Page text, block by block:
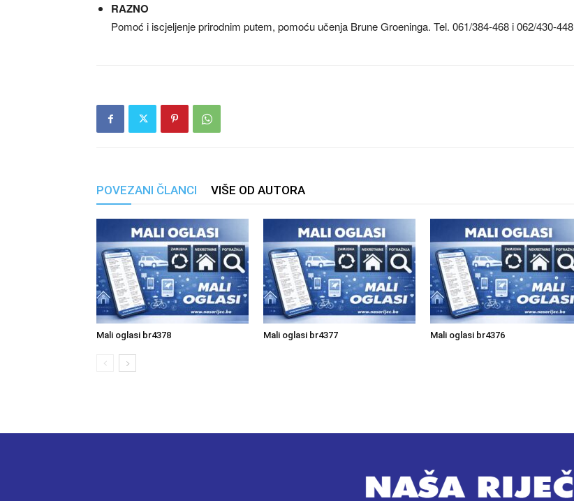
RAZNO
Pomoć i iscjeljenje prirodnim putem, pomoću učenja Brune Groeninga. Tel. 061/384-468 i 062/430-448
POVEZANI ČLANCI VIŠE OD AUTORA
Mali oglasi br4378 Mali oglasi br4377 Mali oglasi br4376